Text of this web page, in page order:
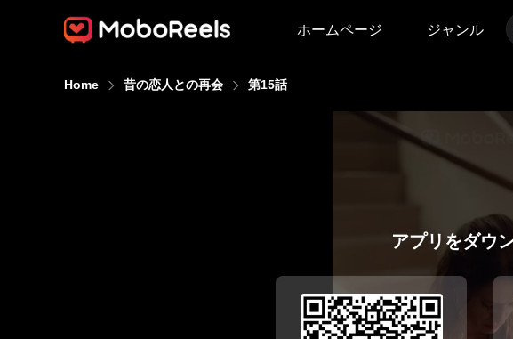
ホームページ ジャンル
Home 昔の恋人との再会 第15話
アプリをダウ